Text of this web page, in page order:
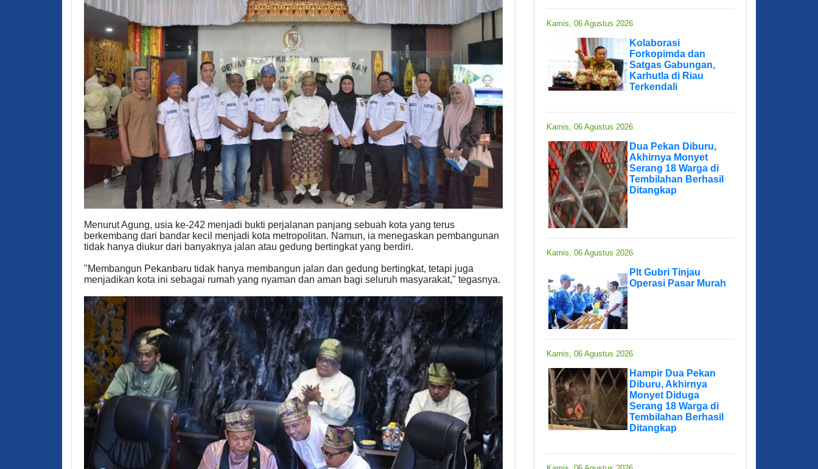
Menurut Agung, usia ke-242 menjadi bukti perjalanan panjang sebuah kota yang terus
berkembang dari bandar kecil menjadi kota metropolitan. Namun, ia menegaskan pembangunan
tidak hanya diukur dari banyaknya jalan atau gedung bertingkat yang berdiri.
"Membangun Pekanbaru tidak hanya membangun jalan dan gedung bertingkat, tetapi juga
menjadikan kota ini sebagai rumah yang nyaman dan aman bagi seluruh masyarakat," tegasnya.
Kamis, 06 Agustus 2026
Kolaborasi
Forkopimda dan
Satgas Gabungan,
Karhutla di Riau
Terkendali
Kamis, 06 Agustus 2026
Dua Pekan Diburu,
Akhirnya Monyet
Serang 18 Warga di
Tembilahan Berhasil
Ditangkap
Kamis, 06 Agustus 2026
Plt Gubri Tinjau
Operasi Pasar Murah
Kamis, 06 Agustus 2026
Hampir Dua Pekan
Diburu, Akhirnya
Monyet Diduga
Serang 18 Warga di
Tembilahan Berhasil
Ditangkap